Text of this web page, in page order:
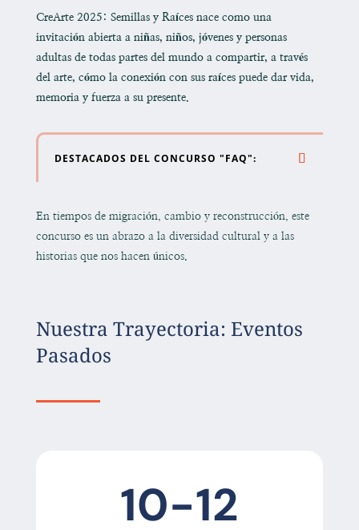
CreArte 2025: Semillas y Raícesnace como una
invitación abierta a niñas, niños, jóvenes y personas
adultas de todas partes del mundo a compartir, a través
del arte, cómo la conexión con sus raíces puede dar vida,
memoria y fuerza a su presente.
DESTACADOS DEL CONCURSO "FAQ":
En tiempos de migración, cambio y reconstrucción, este
concurso es un abrazo a la diversidad cultural y a las
historias que nos hacen únicos.
Nuestra Trayectoria: Eventos
Pasados
10-12